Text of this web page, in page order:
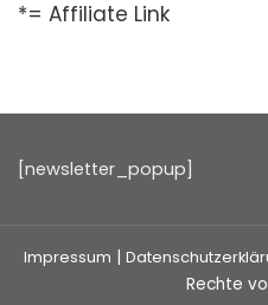
*= Affiliate Link
[newsletter_popup]
Impressum |
Rechte